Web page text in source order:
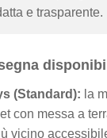
e trasparente.
(Standard): la
con messa a
vicino